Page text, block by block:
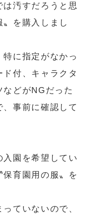
汚すだろうと思
を購入しまし
に指定がなかっ
付、キャラクタ
どがNGだった
事前に確認して
園を希望してい
育園用の服〟を
ていないので、